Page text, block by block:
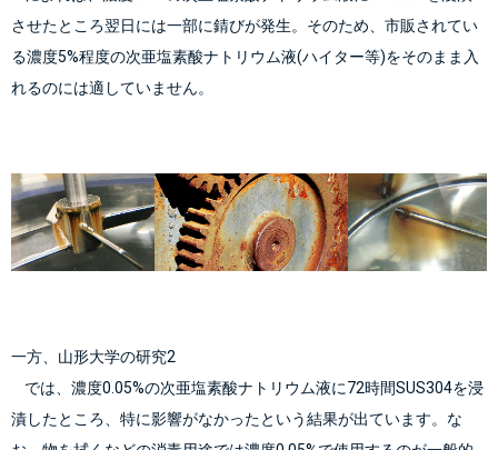
させたところ翌日には一部に錆びが発生。そのため、市販されてい
る濃度5%程度の次亜塩素酸ナトリウム液(ハイター等)をそのまま入
れるのには適していません。
一方、山形大学の研究2
漬したところ、特に影響がなかったという結果が出ています。な